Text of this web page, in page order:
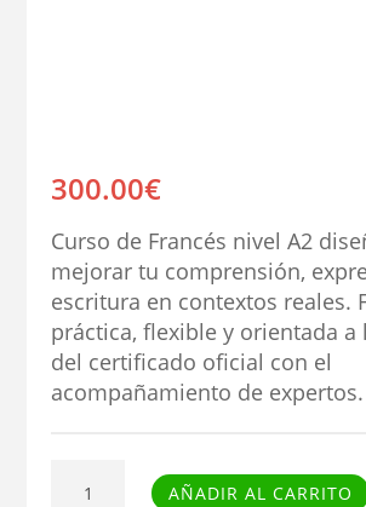
300.00€
Curso de Francés nivel A2
mejorar tu comprensión,
escritura en contextos reales.
práctica, flexible y orientada a
del certificado oficial con el
acompañamiento de expertos.
AÑADIR AL CARRITO